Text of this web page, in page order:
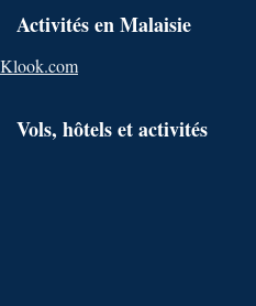
Activités en Malaisie
Klook.com
Vols, hôtels et activités